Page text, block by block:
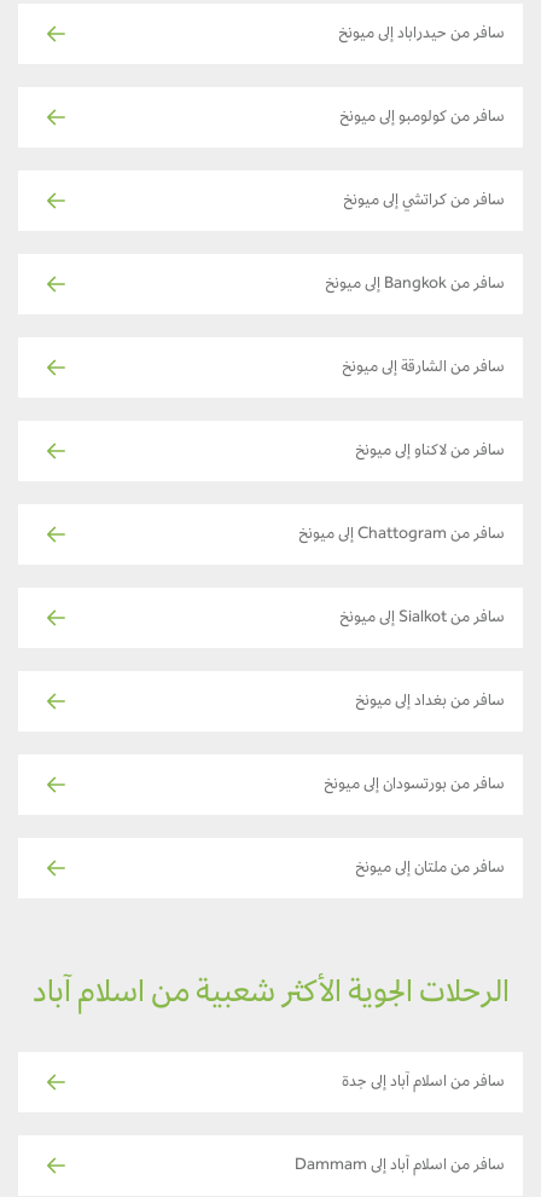
سافر من حيدراباد إلى ميونخ
سافر من كولومبو إلى ميونخ
سافر من كراتشي إلى ميونخ
سافر من Bangkok إلى ميونخ
سافر من الشارقة إلى ميونخ
سافر من لاكناو إلى ميونخ
سافر من Chattogram إلى ميونخ
سافر من Sialkot إلى ميونخ
سافر من بغداد إلى ميونخ
سافر من بورتسودان إلى ميونخ
سافر من ملتان إلى ميونخ
الرحلات الجوية الأكثر شعبية من اسلام آباد
سافر من اسلام آباد إلى جدة
سافر من اسلام آباد إلى Dammam